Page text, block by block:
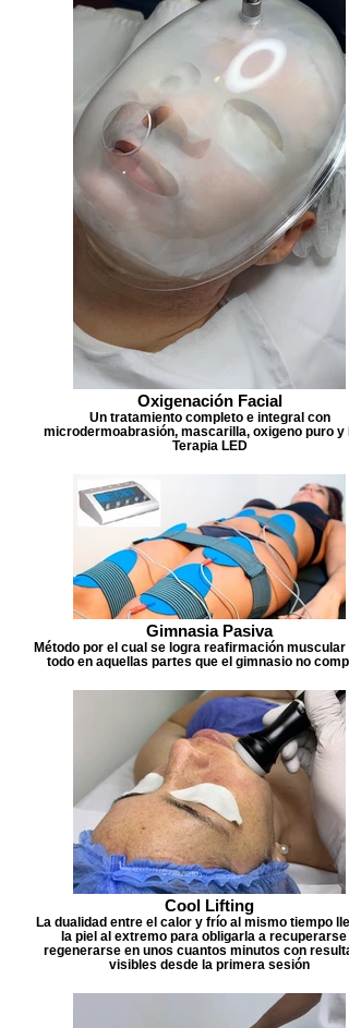
Oxigenación Facial
Un tratamiento completo e integral con
microdermoabrasión, mascarilla, oxigeno puro y
Terapia LED
Gimnasia Pasiva
Método por el cual se logra reafirmación muscular
todo en aquellas partes que el gimnasio no
Cool Lifting
La dualidad entre el calor y frío al mismo tiempo
la piel al extremo para obligarla a recuperarse
regenerarse en unos cuantos minutos con
visibles desde la primera sesión